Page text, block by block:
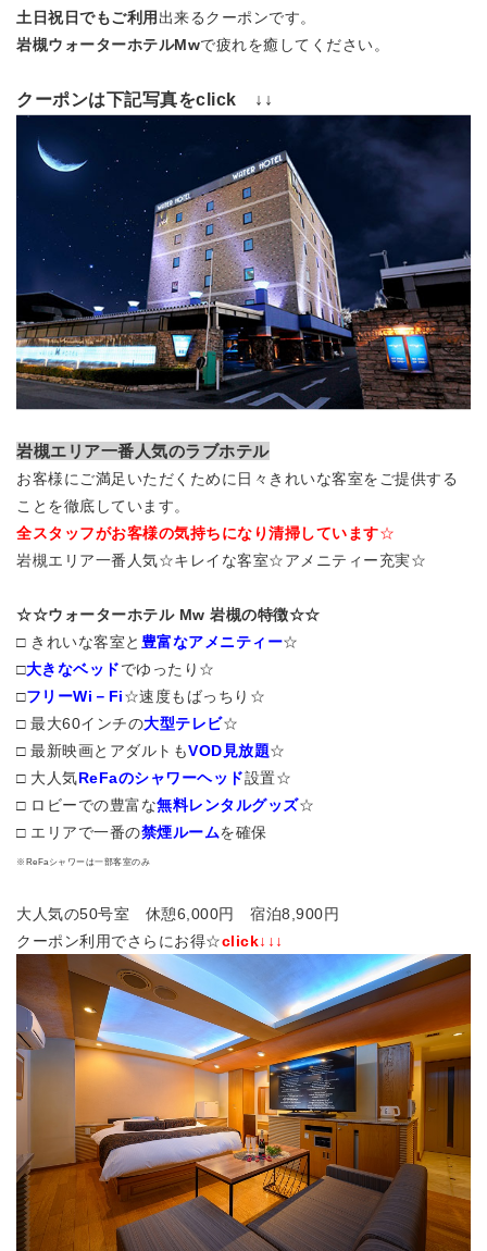
土日祝日でもご利用 出来るクーポンです。
岩槻ウォーターホテルMwで疲れを癒してください。
クーポンは下記写真をclick ↓↓
岩槻エリア一番人気のラブホテル
お客様にご満足いただくために日々きれいな客室をご提供する
ことを徹底しています。
全スタッフがお客様の気持ちになり清掃しています☆
岩槻エリア一番人気☆キレイな客室☆アメニティー充実☆
☆☆ウォーターホテル Mw 岩槻の特徴☆☆
□ きれいな客室と 豊富なアメニティー☆
□大きなベッドでゆったり☆
□フリーWi－Fi☆速度もばっちり☆
□ 最大60インチの大型テレビ☆
□ 最新映画とアダルトもVOD見放題☆
□ 大人気ReFaのシャワーヘッド設置☆
□ ロビーでの豊富な無料レンタルグッズ☆
□ エリアで一番の禁煙ルームを確保
※ReFaシャワーは一部客室のみ
大人気の50号室 休憩6,000円 宿泊8,900円
クーポン利用でさらにお得☆click↓↓↓